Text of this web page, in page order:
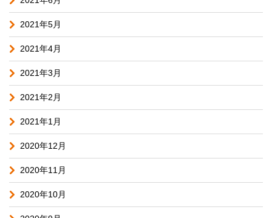
2021年5月
2021年4月
2021年3月
2021年2月
2021年1月
2020年12月
2020年11月
2020年10月